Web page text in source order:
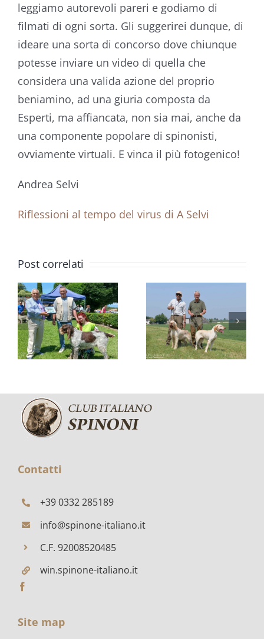
leggiamo autorevoli pareri e godiamo di
filmati di ogni sorta. Gli suggerirei dunque, di
ideare una sorta di concorso dove chiunque
potesse inviare un video di quella che
considera una valida azione del proprio
beniamino, ad una giuria composta da
Esperti, ma affiancata, non sia mai, anche da
una componente popolare di spinonisti,
ovviamente virtuali. E vinca il più fotogenico!
Andrea Selvi
Riflessioni al tempo del virus di A Selvi
Post correlati
MARCO
QUARGNOLO
IL
TREDICESIMO
MENTINO
PORTIOLI
RAZZE
ITALIANE
DI VOLTA
2023
Contatti
+39 0332 285189
info@spinone-italiano.it
C.F. 92008520485
win.spinone-italiano.it
Site map